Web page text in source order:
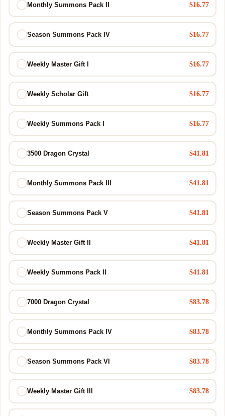
Monthly Summons Pack II $16.77
Season Summons Pack IV $16.77
Weekly Master Gift I $16.77
Weekly Scholar Gift $16.77
Weekly Summons Pack I $16.77
3500 Dragon Crystal $41.81
Monthly Summons Pack III $41.81
Season Summons Pack V $41.81
Weekly Master Gift II $41.81
Weekly Summons Pack II $41.81
7000 Dragon Crystal $83.78
Monthly Summons Pack IV $83.78
Season Summons Pack VI $83.78
Weekly Master Gift III $83.78